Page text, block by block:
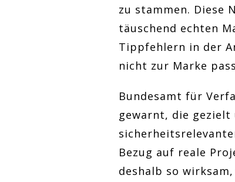
zu stammen. Diese
täuschend echten
Tippfehlern in der
nicht zur Marke
Bundesamt für
gewarnt, die gezielt
Bezug auf reale
deshalb so